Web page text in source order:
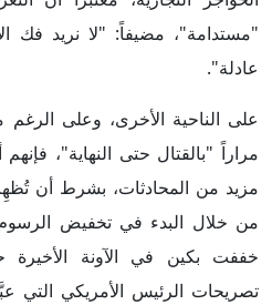
"مستدامة"، مضيفاً: "لا نريد فك
عادلة".
على الناحية الأخرى، وعلى الرغم
مراراً "بالقتال حتى النهاية"،
مزيد من المحادثات، بشرط أن
من خلال البدء في تخفيض الرسوم
خففت بكين في الآونة
تصريحات الرئيس الأمريكي التي